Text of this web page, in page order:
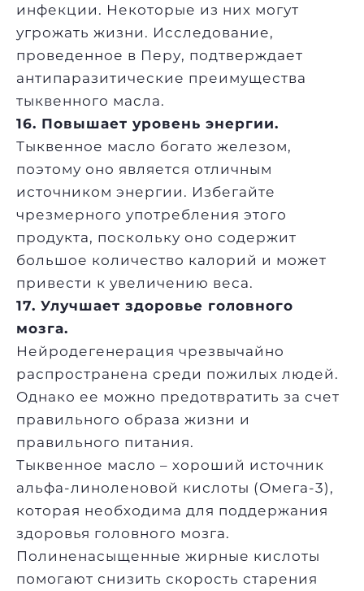
инфекции. Некоторые из них могут
угрожать жизни. Исследование,
проведенное в Перу, подтверждает
антипаразитические преимущества
тыквенного масла.
16. Повышает уровень энергии.
Тыквенное масло богато железом,
поэтому оно является отличным
источником энергии. Избегайте
чрезмерного употребления этого
продукта, поскольку оно содержит
большое количество калорий и может
привести к увеличению веса.
17. Улучшает здоровье головного
мозга.
Нейродегенерация чрезвычайно
распространена среди пожилых людей.
Однако ее можно предотвратить за счет
правильного образа жизни и
правильного питания.
Тыквенное масло – хороший источник
альфа-линоленовой кислоты (Омега-3),
которая необходима для поддержания
здоровья головного мозга.
Полиненасыщенные жирные кислоты
помогают снизить скорость старения